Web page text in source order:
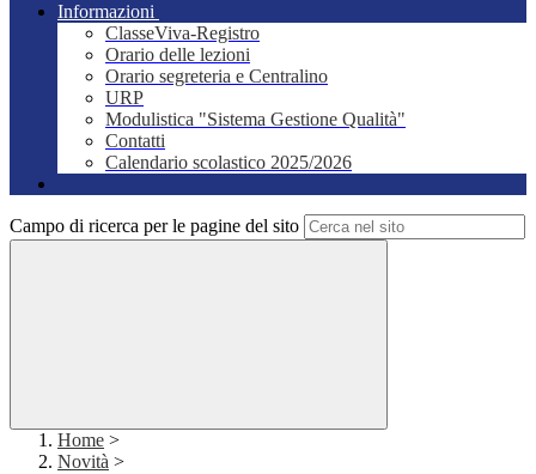
Informazioni
ClasseViva-Registro
Orario delle lezioni
Orario segreteria e Centralino
URP
Modulistica "Sistema Gestione Qualità"
Contatti
Calendario scolastico 2025/2026
Campo di ricerca per le pagine del sito
Home >
Novità >